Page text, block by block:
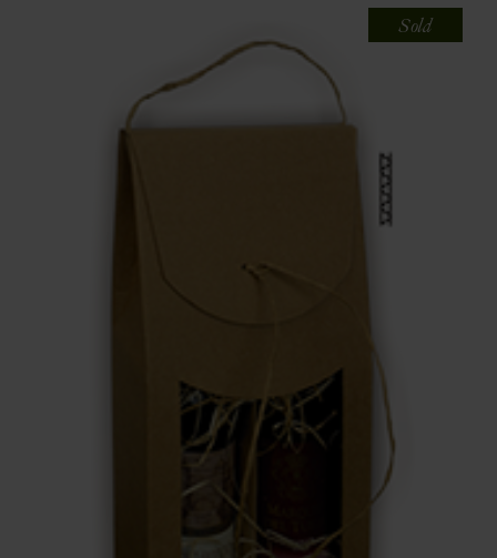
Sold